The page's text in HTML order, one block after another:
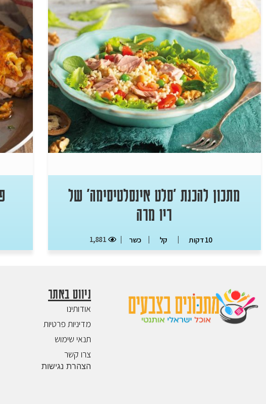
מתכון להכנת 'סלט אינסלטיסימה' של
ריו מרה
10 דקות קל כשר 1,881
ניווט באתר
אודותינו
מדיניות פרטיות
תנאי שימוש
צרו קשר
הצהרת נגישות